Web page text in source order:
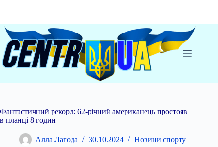
Фантастичний рекорд: 62-річний американець простояв
в планці 8 годин
Алла Лагода 30.10.2024 Новини спорту